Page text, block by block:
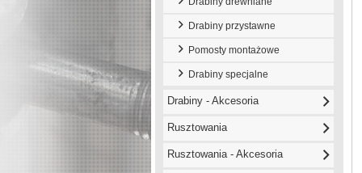
Drabiny przystawne
Pomosty montażowe
Drabiny specjalne
Drabiny - Akcesoria
Rusztowania
Rusztowania - Akcesoria